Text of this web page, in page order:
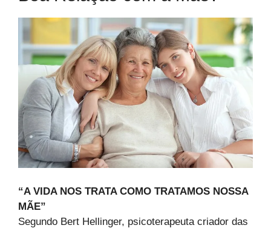
“A VIDA NOS TRATA COMO TRATAMOS NOSSA
MÃE”
Segundo Bert Hellinger, psicoterapeuta criador das